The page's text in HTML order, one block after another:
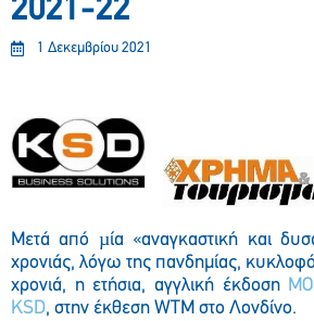
2021-22
1 Δεκεμβρίου 2021
Μετά από µία «αναγκαστική και
χρονιάς, λόγω της πανδημίας,
χρονιά, η ετήσια, αγγλική έκδοση
KSD, στην έκθεση WTM στο Λονδίνο.